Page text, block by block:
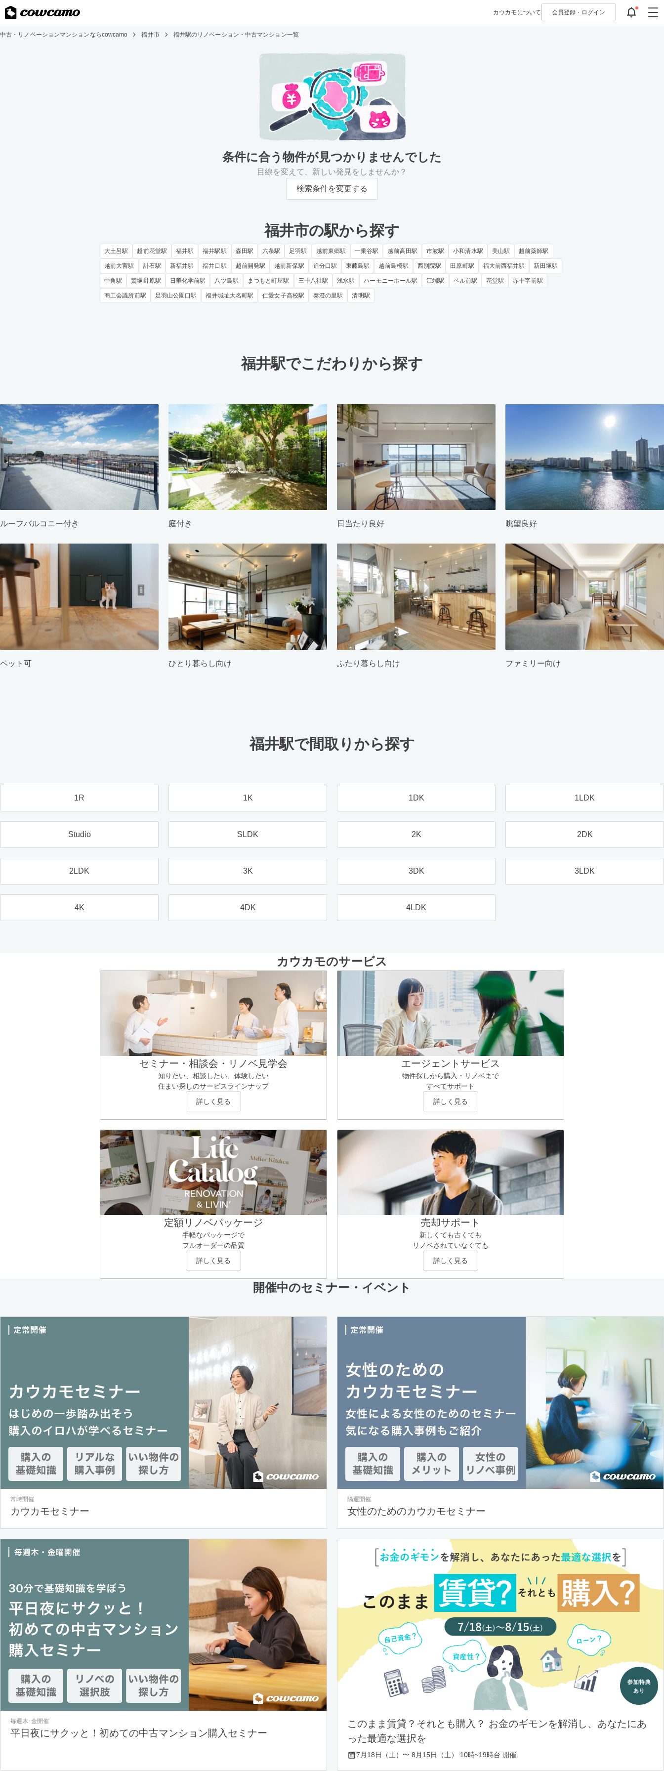
カウカモについて 会員登録・ ログイン
中古・リノベーションマンションならcowcamo 福井市 福井駅のリノベーション・中古マンション一覧
条件に合う物件が見つかりませんでした
目線を変えて、新しい発見をしませんか？
検索条件を変更する
福井市の駅から探す
大土呂駅 越前花堂駅 福井駅 福井駅駅 森田駅 六条駅 足羽駅 越前東郷駅 一乗谷駅 越前高田駅 市波駅 小和清水駅 美山駅 越前薬師駅
越前大宮駅 計石駅 新福井駅 福井口駅 越前開発駅 越前新保駅 追分口駅 東藤島駅 越前島橋駅 西別院駅 田原町駅 福大前西福井駅 新田塚駅
中角駅 鷲塚針原駅 日華化学前駅 八ツ島駅 まつもと町屋駅 三十八社駅 浅水駅 ハーモニーホール駅 江端駅 ベル前駅 花堂駅 赤十字前駅
商工会議所前駅 足羽山公園口駅 福井城址大名町駅 仁愛女子高校駅 泰澄の里駅 清明駅
福井駅でこだわりから探す
ルーフバルコニー付き 庭付き 日当たり良好 眺望良好
ペット可 ひとり暮らし向け ふたり暮らし向け ファミリー向け
福井駅で間取りから探す
1R 1K 1DK 1LDK
Studio SLDK 2K 2DK
2LDK 3K 3DK 3LDK
4K 4DK 4LDK
カウカモのサービス
セミナー・相談会・リノベ見学会
知りたい、相談したい、体験したい
住まい探しのサービスラインナップ
詳しく見る
エージェントサービス
物件探しから購入・リノベまで
すべてサポート
詳しく見る
定額リノベパッケージ
手軽なパッケージで
フルオーダーの品質
詳しく見る
売却サポート
新しくても古くても
リノベされていなくても
詳しく見る
開催中のセミナー・イベント
常時開催
カウカモセミナー
隔週開催
女性のためのカウカモセミナー
毎週木･金開催
平日夜にサクッと！初めての中古マンション購入セミナー
このまま賃貸？それとも購入？ お金のギモンを解消し、あなたにあ
った最適な選択を
7月18日（土）〜 8月15日（土） 10時~19時台 開催